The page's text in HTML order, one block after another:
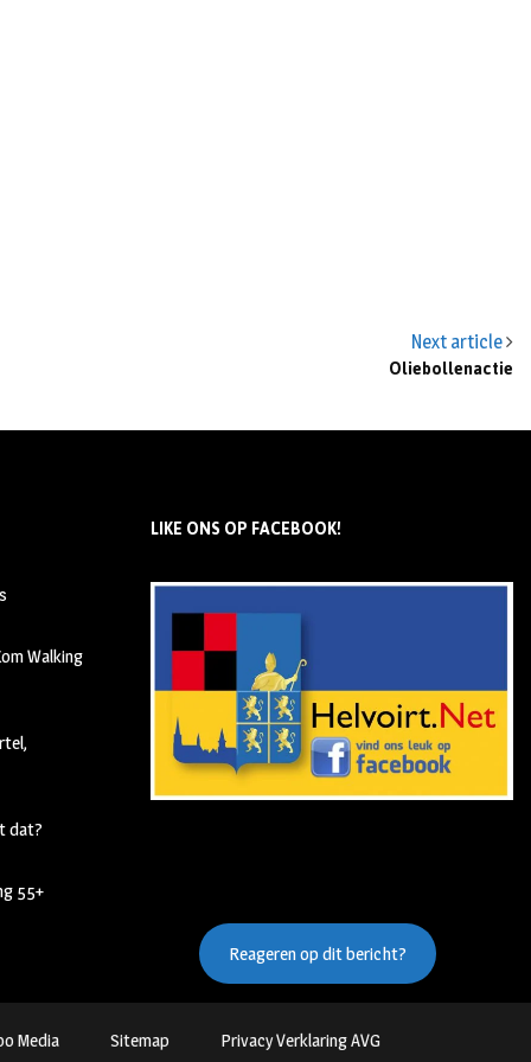
Next article
Oliebollenactie
Walking
dat?
55+
LIKE ONS OP FACEBOOK!
Reageren op dit bericht?
Media Sitemap Privacy Verklaring AVG